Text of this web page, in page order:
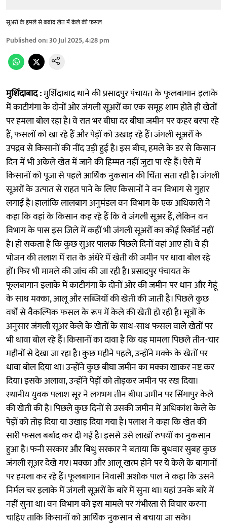
सूअरों के हमले से बर्बाद खेत में केले की फसल
Published on:30 Jul 2025, 4:28 pm
मुर्शिदाबाद :मुर्शिदाबाद थाने की प्रसादपुर पंचायत के फूलबागान इलाके
में काटीगंगा के दोनों ओर जंगली सूअरों का एक समूह शाम होते ही खेतों
पर हमला बोल रहा है। वे रात भर बीघा दर बीघा जमीन पर कहर बरपा रहे
हैं, फसलों को खा रहे हैं और पेड़ों को उखाड़ रहे हैं। जंगली सूअरों के
उपद्रव से किसानों की नींद उड़ी हुई है। इस बीच, हमले के डर से किसान
दिन में भी अकेले खेत में जाने की हिम्मत नहीं जुटा पा रहे हैं। ऐसे में
किसानों को पूजा से पहले आर्थिक नुकसान की चिंता सता रही है। जंगली
सूअरों के उत्पात से राहत पाने के लिए किसानों ने वन विभाग से गुहार
लगाई है। हालांकि लालबाग अनुमंडल वन विभाग के एक अधिकारी ने
कहा कि वहां के किसान कह रहे हैं कि वे जंगली सूअर हैं, लेकिन वन
विभाग के पास इस जिले में कहीं भी जंगली सूअरों का कोई रिकॉर्ड नहीं
है। हो सकता है कि कुछ सुअर पालक पिछले दिनों वहां आए हों। वे ही
भोजन की तलाश में रात के अंधेरे में खेती की जमीन पर धावा बोल रहे
हों। फिर भी मामले की जांच की जा रही है। प्रसादपुर पंचायत के
फूलबागान इलाके में काटीगंगा के दोनों ओर की जमीन पर धान और गेहूं
के साथ मक्का, आलू और सब्जियों की खेती की जाती है। पिछले कुछ
वर्षों से वैकल्पिक फसल के रूप में केले की खेती हो रही है। सूत्रों के
अनुसार जंगली सूअर केले के खेतों के साथ-साथ फसल वाले खेतों पर
भी धावा बोल रहे हैं। किसानों का दावा है कि यह मामला पिछले तीन-चार
महीनों से देखा जा रहा है। कुछ महीने पहले, उन्होंने मक्के के खेतों पर
धावा बोल दिया था। उन्होंने कुछ बीघा जमीन का मक्का खाकर नष्ट कर
दिया। इसके अलावा, उन्होंने पेड़ों को तोड़कर जमीन पर रख दिया।
स्थानीय युवक पलाश सूर ने लगभग तीन बीघा जमीन पर सिंगापुर केले
की खेती की है। पिछले कुछ दिनों से उसकी जमीन में अधिकांश केले के
पेड़ों को तोड़ दिया या उखाड़ दिया गया है। पलाश ने कहा कि खेत की
सारी फसल बर्बाद कर दी गई है। इससे उसे लाखों रुपयों का नुकसान
हुआ है। फनी सरकार और बिधु सरकार ने बताया कि बुधवार सुबह कुछ
जंगली सूअर देखे गए। मक्का और आलू खत्म होने पर ये केले के बागानों
पर हमला कर रहे हैं। फूलबागान निवासी अशोक पाल ने कहा कि उसने
निर्मल चर इलाके में जंगली सूअरों के बारे में सुना था। यहां उनके बारे में
नहीं सुना था। वन विभाग को इस मामले पर गंभीरता से विचार करना
चाहिए ताकि किसानों को आर्थिक नुकसान से बचाया जा सके।